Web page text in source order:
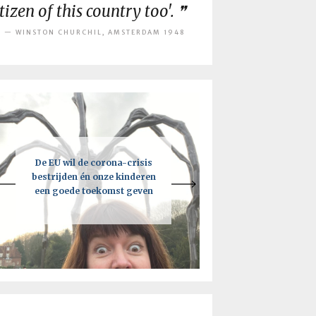
of this country too'.
WINSTON CHURCHIL, AMSTERDAM 1948
De EU wil de corona-crisis
bestrijden én onze kinderen
een goede toekomst geven
Een intelligente lockdown:
hoe deze crisis tot een kick-
ass toekomst kan leiden
Je moet vooral de regels
breken, maar niet als je de EU
bent